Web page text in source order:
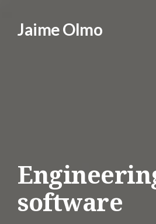
Jaime Olmo
software